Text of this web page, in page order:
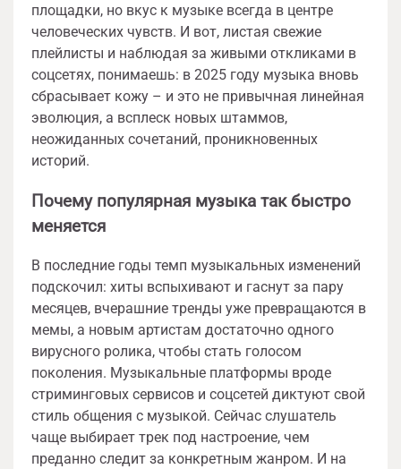
площадки, но вкус к музыке всегда в центре
человеческих чувств. И вот, листая свежие
плейлисты и наблюдая за живыми откликами в
соцсетях, понимаешь: в 2025 году музыка вновь
сбрасывает кожу – и это не привычная линейная
эволюция, а всплеск новых штаммов,
неожиданных сочетаний, проникновенных
историй.
Почему популярная музыка так быстро
меняется
В последние годы темп музыкальных изменений
подскочил: хиты вспыхивают и гаснут за пару
месяцев, вчерашние тренды уже превращаются в
мемы, а новым артистам достаточно одного
вирусного ролика, чтобы стать голосом
поколения. Музыкальные платформы вроде
стриминговых сервисов и соцсетей диктуют свой
стиль общения с музыкой. Сейчас слушатель
чаще выбирает трек под настроение, чем
преданно следит за конкретным жанром. И на